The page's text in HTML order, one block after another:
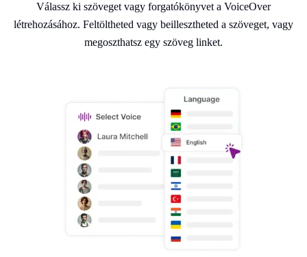
Válassz ki szöveget vagy forgatókönyvet a VoiceOver
létrehozásához. Feltöltheted vagy beillesztheted a szöveget, vagy
megoszthatsz egy szöveg linket.